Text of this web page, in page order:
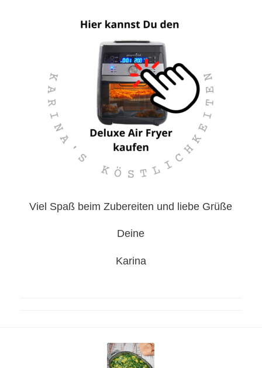
Viel Spaß beim Zubereiten und liebe Grüße
Deine
Karina